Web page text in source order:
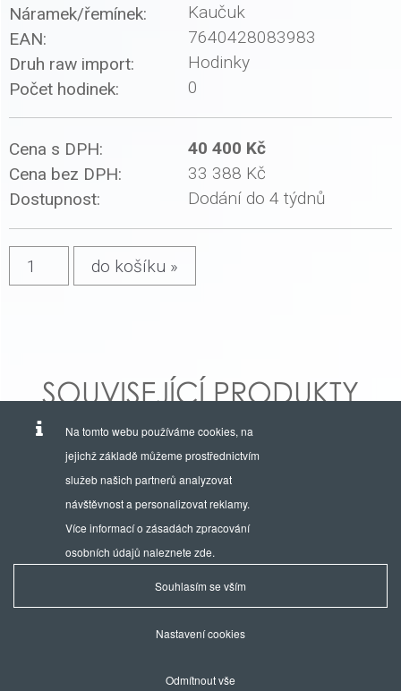
Náramek/řemínek:
Kaučuk
EAN:
7640428083983
Druh raw import:
Hodinky
Počet hodinek:
0
Cena s DPH:
40 400 Kč
Cena bez DPH:
33 388 Kč
Dostupnost:
Dodání do 4 týdnů
SOUVISEJÍCÍ PRODUKTY
Na tomto webu používáme cookies, na
jejichž základě můžeme prostřednictvím
služeb našich partnerů analyzovat
návštěvnost a personalizovat reklamy.
Více informací o zásadách zpracování
osobních údajů naleznete zde.
Souhlasím se vším
Nastavení cookies
Odmítnout vše